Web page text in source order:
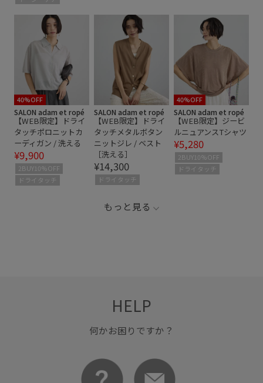
40%OFF
SALON adam et ropé
【WEB限定】ドライ
タッチポロニットカ
ーディガン / 洗える
¥9,900
2BUY10%OFF
ドライタッチ
SALON adam et ropé
【WEB限定】ドライ
タッチメタルボタン
ニットジレ / ベスト
［洗える］
¥14,300
ドライタッチ
40%OFF
SALON adam et ropé
【WEB限定】ジービ
ルニュアンスTシャツ
¥5,280
2BUY10%OFF
ドライタッチ
もっと見る
HELP
何かお困りですか？